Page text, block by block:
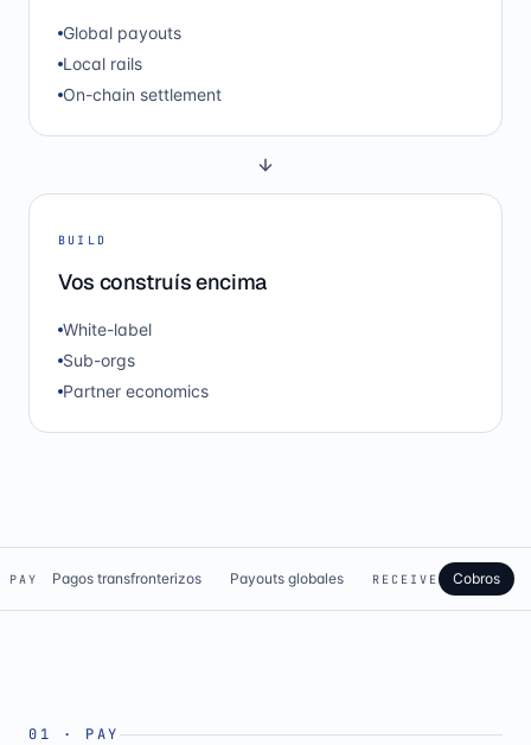
Global payouts
Local rails
On-chain settlement
BUILD
Vos construís encima
White-label
Sub-orgs
Partner economics
PAY Pagos transfronterizos Payouts globales RECEIVE Cobros
01 · PAY